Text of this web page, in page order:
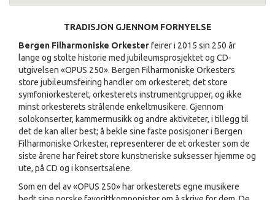
TRADISJON GJENNOM FORNYELSE
Bergen Filharmoniske Orkesterfeirer i 2015 sin 250 år
lange og stolte historie med jubileumsprosjektet og CD-
utgivelsen «OPUS 250». Bergen Filharmoniske Orkesters
store jubileumsfeiring handler om orkesteret; det store
symfoniorkesteret, orkesterets instrumentgrupper, og ikke
minst orkesterets strålende enkeltmusikere. Gjennom
solokonserter, kammermusikk og andre aktiviteter, i tillegg til
det de kan aller best; å bekle sine faste posisjoner i Bergen
Filharmoniske Orkester, representerer de et orkester som de
siste årene har feiret store kunstneriske suksesser hjemme og
ute, på CD og i konsertsalene.
Som en del av «OPUS 250» har orkesterets egne musikere